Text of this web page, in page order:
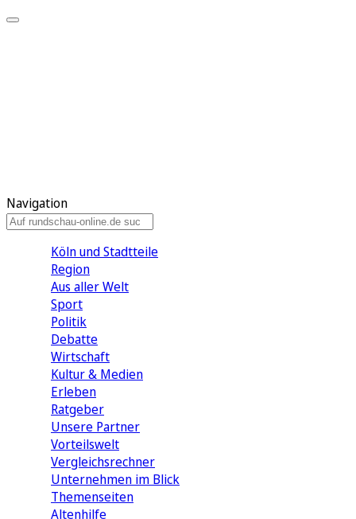
Navigation
Köln und Stadtteile
Region
Aus aller Welt
Sport
Politik
Debatte
Wirtschaft
Kultur & Medien
Erleben
Ratgeber
Unsere Partner
Vorteilswelt
Vergleichsrechner
Unternehmen im Blick
Themenseiten
Altenhilfe